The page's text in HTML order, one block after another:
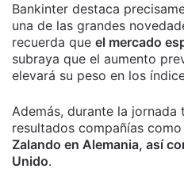
Bankinter destaca
una de las grandes
recuerda que el mercado
subraya que el aumento
elevará su peso en los
Además, durante la jornada
resultados compañías como
Zalando en Alemania, así
Unido.